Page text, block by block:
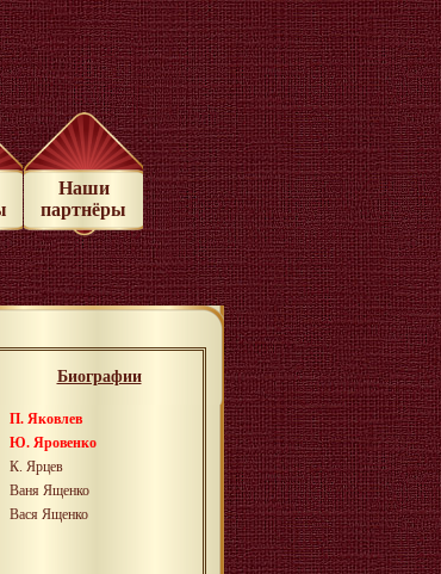
Наши
партнёры
Биографии
П. Яковлев
Ю. Яровенко
К. Ярцев
Ваня Ященко
Вася Ященко